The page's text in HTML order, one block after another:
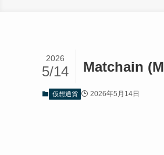
Matchain
2026
5/14
仮想通貨 2026年5月14日